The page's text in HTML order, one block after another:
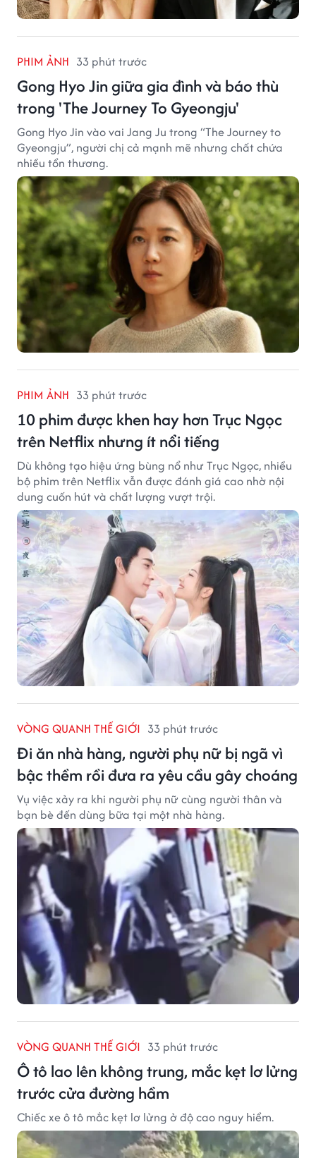
PHIM ẢNH 33 phút trước
Gong Hyo Jin giữa gia đình và báo thù
trong 'The Journey To Gyeongju'
Gong Hyo Jin vào vai Jang Ju trong “The Journey to
Gyeongju”, người chị cả mạnh mẽ nhưng chất chứa
nhiều tổn thương.
PHIM ẢNH 33 phút trước
10 phim được khen hay hơn Trục Ngọc
trên Netflix nhưng ít nổi tiếng
Dù không tạo hiệu ứng bùng nổ như Trục Ngọc, nhiều
bộ phim trên Netflix vẫn được đánh giá cao nhờ nội
dung cuốn hút và chất lượng vượt trội.
VÒNG QUANH THẾ GIỚI 33 phút trước
Đi ăn nhà hàng, người phụ nữ bị ngã vì
bậc thềm rồi đưa ra yêu cầu gây choáng
Vụ việc xảy ra khi người phụ nữ cùng người thân và
bạn bè đến dùng bữa tại một nhà hàng.
VÒNG QUANH THẾ GIỚI 33 phút trước
Ô tô lao lên không trung, mắc kẹt lơ lửng
trước cửa đường hầm
Chiếc xe ô tô mắc kẹt lơ lửng ở độ cao nguy hiểm.